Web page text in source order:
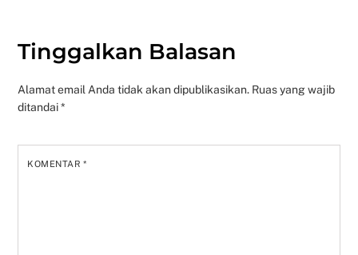
Tinggalkan Balasan
Alamat email Anda tidak akan dipublikasikan. Ruas yang wajib
ditandai*
KOMENTAR*